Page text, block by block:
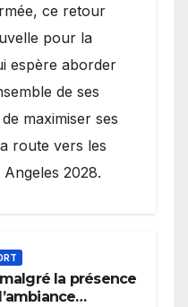
ce retour
pour la
espère aborder
de ses
maximiser ses
route vers les
2028.
malgré la présence